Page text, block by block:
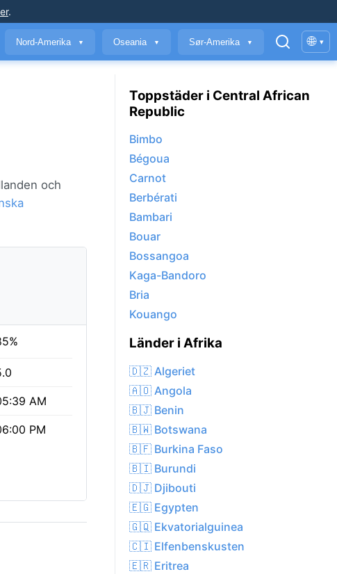
.
Nord-Amerika ▼ Oseania ▼ Sør-Amerika ▼ 🌐 ▾
och
AM
PM
Toppstäder i Central African
Republic
Bimbo
Bégoua
Carnot
Berbérati
Bambari
Bouar
Bossangoa
Kaga-Bandoro
Bria
Kouango
Länder i Afrika
🇩🇿 Algeriet
🇦🇴 Angola
🇧🇯 Benin
🇧🇼 Botswana
🇧🇫 Burkina Faso
🇧🇮 Burundi
🇩🇯 Djibouti
🇪🇬 Egypten
🇬🇶 Ekvatorialguinea
🇨🇮 Elfenbenskusten
🇪🇷 Eritrea